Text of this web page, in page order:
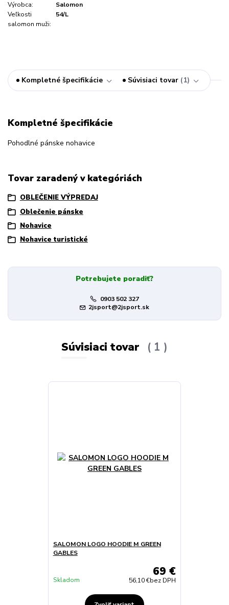
Výrobca:
Salomon
Veľkosti
salomon muži:
54/L
Kompletné špecifikácie Súvisiaci tovar 1
Kompletné špecifikácie
Pohodlné pánske nohavice
Tovar zaradený v kategóriách
OBLEČENIE VÝPREDAJ
Oblečenie pánske
Nohavice
Nohavice turistické
Potrebujete poradiť?
0903 502 327
2jsport@2jsport.sk
Súvisiaci tovar 1
SALOMON LOGO HOODIE M GREEN
GABLES
69 €
56,10 €bez DPH
Skladom